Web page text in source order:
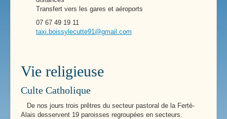
Transfert vers les gares et aéroports
07 67 49 19 11
taxi.boissylecutte91@gmail.com
Vie religieuse
Culte Catholique
De nos jours trois prêtres du secteur pastoral de la Ferté-
Alais desservent 19 paroisses regroupées en secteurs.